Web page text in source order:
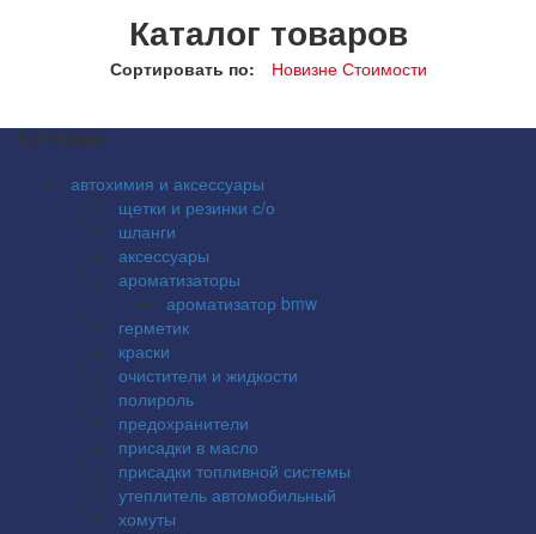
Каталог товаров
Сортировать по: Новизне Стоимости
Категории
автохимия и аксессуары
щетки и резинки с/о
шланги
аксессуары
ароматизаторы
ароматизатор bmw
герметик
краски
очистители и жидкости
полироль
предохранители
присадки в масло
присадки топливной системы
утеплитель автомобильный
хомуты